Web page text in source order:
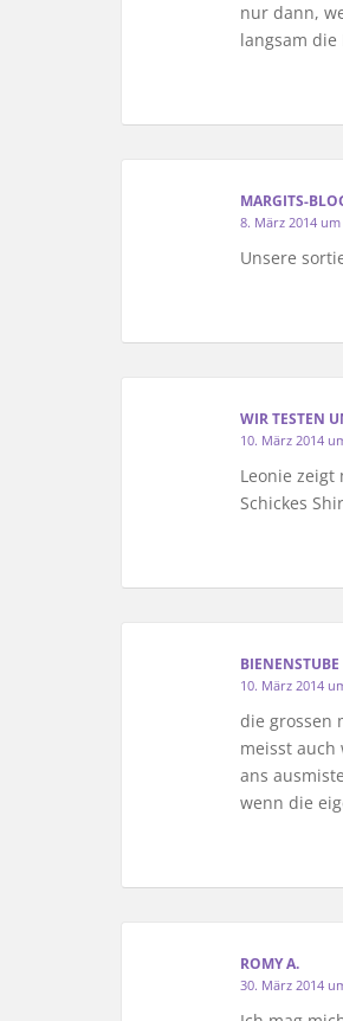
nur dann,
langsam
MARGITS-
8. März 2014
Unsere
WIR TESTEN
10. März 2014
Leonie
Schickes
BIENENSTUBE
10. März 2014
die grossen
meisst auch
ans
wenn die
ROMY A.
30. März 2014